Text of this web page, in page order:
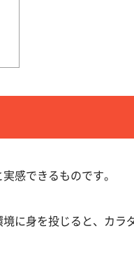
感できるものです。
に身を投じると、カラ